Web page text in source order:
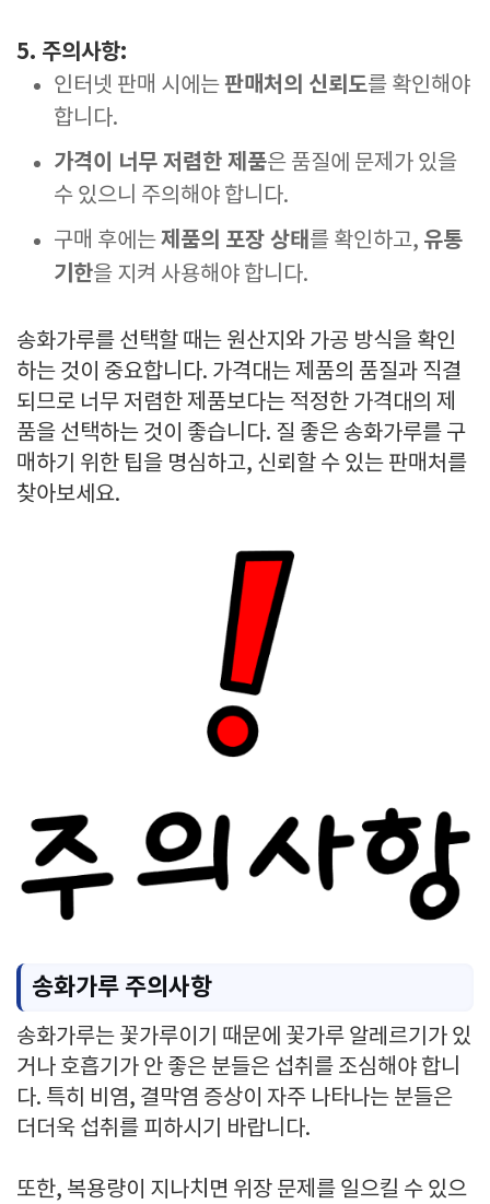
5. 주의사항:
인터넷 판매 시에는판매처의 신뢰도를 확인해야
합니다.
가격이 너무 저렴한 제품은 품질에 문제가 있을
수 있으니 주의해야 합니다.
구매 후에는제품의 포장 상태 를 확인하고, 유통
기한을 지켜 사용해야 합니다.
송화가루를 선택할 때는 원산지와 가공 방식을 확인
하는 것이 중요합니다. 가격대는 제품의 품질과 직결
되므로 너무 저렴한 제품보다는 적정한 가격대의 제
품을 선택하는 것이 좋습니다. 질 좋은 송화가루를 구
매하기 위한 팁을 명심하고, 신뢰할 수 있는 판매처를
찾아보세요.
송화가루 주의사항
송화가루는 꽃가루이기 때문에 꽃가루 알레르기가 있
거나 호흡기가 안 좋은 분들은 섭취를 조심해야 합니
다. 특히 비염, 결막염 증상이 자주 나타나는 분들은
더더욱 섭취를 피하시기 바랍니다.
또한, 복용량이 지나치면 위장 문제를 일으킬 수 있으